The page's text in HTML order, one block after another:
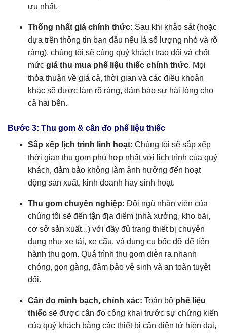
ưu nhất.
Thống nhất giá chính thức: Sau khi khảo sát (hoặc
dựa trên thông tin ban đầu nếu là số lượng nhỏ và rõ
ràng), chúng tôi sẽ cùng quý khách trao đổi và chốt
mức giá thu mua phế liệu thiếc chính thức. Mọi
thỏa thuận về giá cả, thời gian và các điều khoản
khác sẽ được làm rõ ràng, đảm bảo sự hài lòng cho
cả hai bên.
Bước 3: Thu gom & cân đo phế liệu thiếc
Sắp xếp lịch trình linh hoạt: Chúng tôi sẽ sắp xếp
thời gian thu gom phù hợp nhất với lịch trình của quý
khách, đảm bảo không làm ảnh hưởng đến hoạt
động sản xuất, kinh doanh hay sinh hoạt.
Thu gom chuyên nghiệp: Đội ngũ nhân viên của
chúng tôi sẽ đến tận địa điểm (nhà xưởng, kho bãi,
cơ sở sản xuất...) với đầy đủ trang thiết bị chuyên
dụng như xe tải, xe cẩu, và dụng cụ bốc dỡ để tiến
hành thu gom. Quá trình thu gom diễn ra nhanh
chóng, gọn gàng, đảm bảo vệ sinh và an toàn tuyệt
đối.
Cân đo minh bạch, chính xác: Toàn bộ phế liệu
thiếc sẽ được cân đo công khai trước sự chứng kiến
của quý khách bằng các thiết bị cân điện tử hiện đại,